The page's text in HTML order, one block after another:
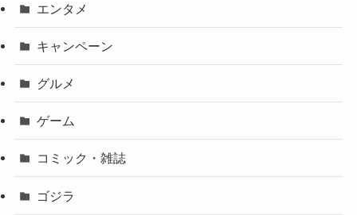
エンタメ
キャンペーン
グルメ
ゲーム
コミック・雑誌
ゴジラ